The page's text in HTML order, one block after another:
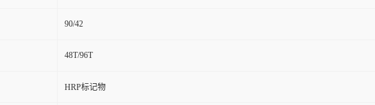
90/42
48T/96T
HRP标记物